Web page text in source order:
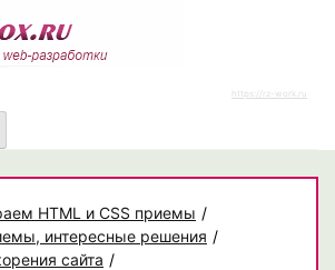
https://rz-work.ru
HTML и CSS приемы /
интересные решения /
сайта /